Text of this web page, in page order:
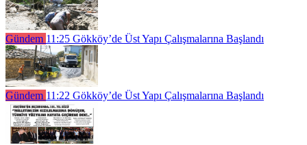
Gündem 11:25 Gökköy’de Üst Yapı Çalışmalarına Başlandı
Gündem 11:22 Gökköy’de Üst Yapı Çalışmalarına Başlandı